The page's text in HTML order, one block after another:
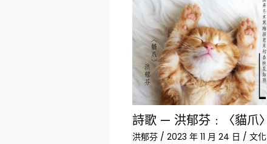
詩歌 — 洪郁芬﹕〈貓爪〉
洪郁芬/ 2023 年 11 月 24 日 / 文化